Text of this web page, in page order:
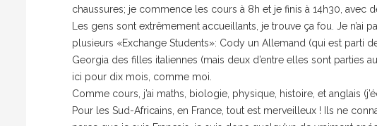
chaussures; je commence les cours à 8h et je finis à 14h30, avec
Les gens sont extrêmement accueillants, je trouve ça fou. Je n’ai
plusieurs «Exchange Students»: Cody un Allemand (qui est parti
Georgia des filles italiennes (mais deux d’entre elles sont parties
ici pour dix mois, comme moi.
Comme cours, j’ai maths, biologie, physique, histoire, et anglais
Pour les Sud-Africains, en France, tout est merveilleux ! Ils ne